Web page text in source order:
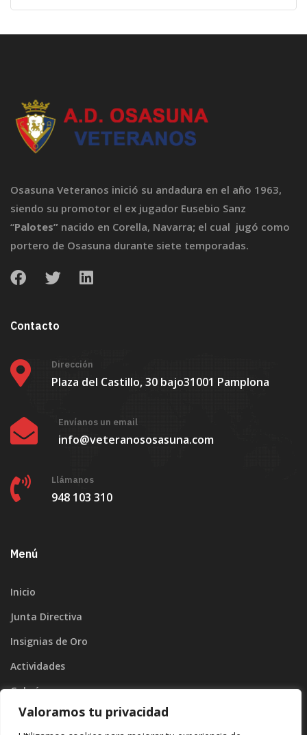
Valoramos tu privacidad
Osasuna Veteranos inició su andadura en el año 1963,
siendo su promotor el ex jugador Eusebio Sanz
“Palotes” nacido en Corella, Navarra; el cual jugó como
portero de Osasuna durante siete temporadas.
Contacto
Dirección
Plaza del Castillo, 30 bajo31001 Pamplona
Envíanos un email
info@veteranososasuna.com
Llámanos
948 103 310
Menú
Inicio
Junta Directiva
Insignias de Oro
Actividades
Galería
Blog